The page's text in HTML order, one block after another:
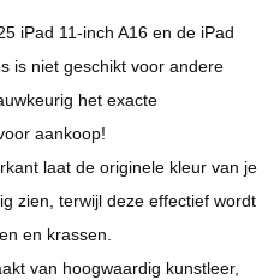
iPad 11-inch A16 en de iPad
is niet geschikt voor andere
het exacte
aankoop!
laat de originele kleur van je
zien, terwijl deze effectief wordt
en krassen.
van hoogwaardig kunstleer,